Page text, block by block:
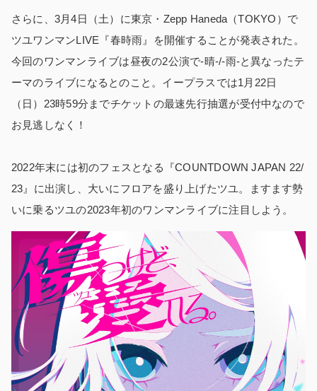
さらに、3月4日（土）に東京・Zepp Haneda（TOKYO）で
ツユワンマンLIVE『春時雨』を開催することが発表された。
今回のワンマンライブは昼夜の2公演で-晴-/-雨-と異なったテ
ーマのライブになるとのこと。イープラスでは1月22日
（日）23時59分までチケットの最速先行抽選が受付中なので
お見逃しなく！
2022年末には初のフェスとなる『COUNTDOWN JAPAN 22/
23』に出演し、大いにフロアを盛り上げたツユ。ますます勢
いに乗るツユの2023年初のワンマンライブに注目しよう。